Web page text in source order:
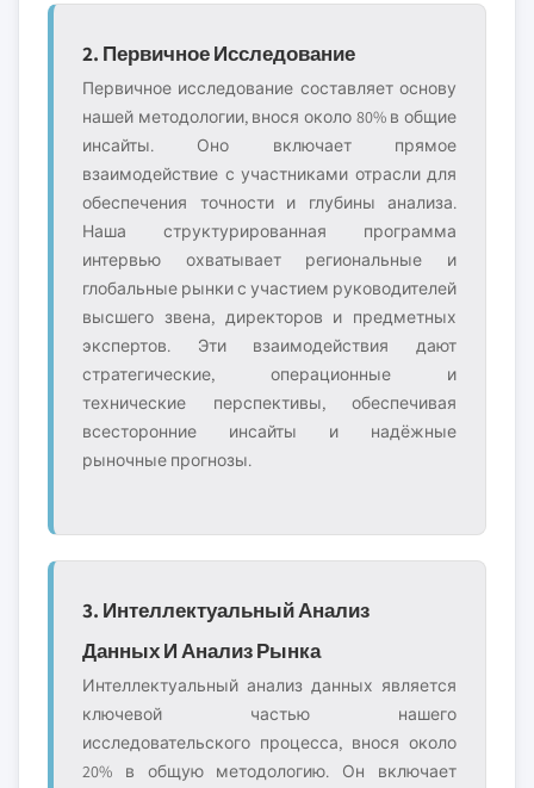
2. Первичное Исследование
Первичное исследование составляет основу
нашей методологии, внося около 80% в общие
инсайты. Оно включает прямое
взаимодействие с участниками отрасли для
обеспечения точности и глубины анализа.
Наша структурированная программа
интервью охватывает региональные и
глобальные рынки с участием руководителей
высшего звена, директоров и предметных
экспертов. Эти взаимодействия дают
стратегические, операционные и
технические перспективы, обеспечивая
всесторонние инсайты и надёжные
рыночные прогнозы.
3. Интеллектуальный Анализ
Данных И Анализ Рынка
Интеллектуальный анализ данных является
ключевой частью нашего
исследовательского процесса, внося около
20% в общую методологию. Он включает